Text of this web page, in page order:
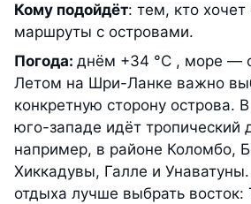
Кому подойдёт: тем, кто
маршруты с островами.
Погода: днём +34 °С , море —
Летом на Шри-Ланке важно
конкретную сторону острова.
юго-западе идёт
например, в районе Коломбо,
Хиккадувы, Галле и
отдыха лучше выбрать восток: